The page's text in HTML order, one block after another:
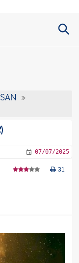
07/07/2025
31